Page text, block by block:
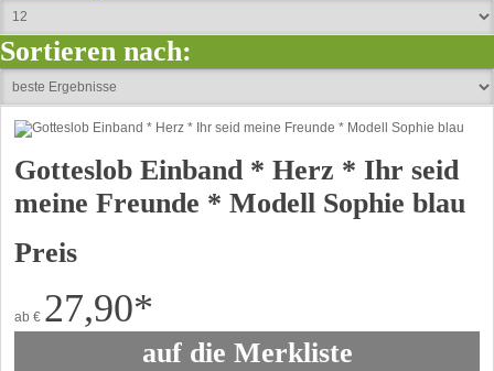
Sortieren nach:
Gotteslob Einband * Herz * Ihr seid
meine Freunde * Modell Sophie blau
Preis
ab € 27,90*
auf die Merkliste